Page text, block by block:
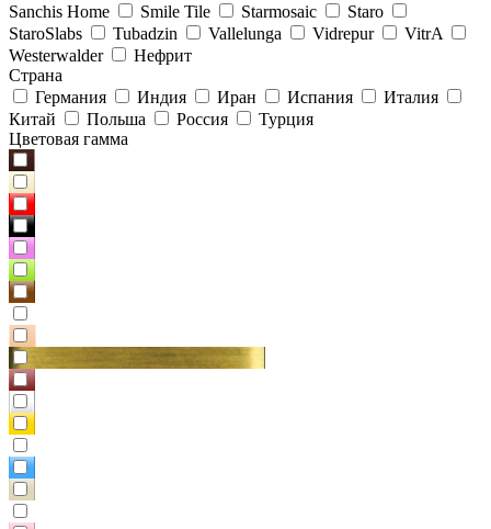
Sanchis Home
Smile Tile Starmosaic
Staro
StaroSlabs
Tubadzin Vallelunga Vidrepur
VitrA
Westerwalder
Нефрит
Страна
Германия
Индия Иран Испания
Италия
Китай
Польша Россия
Турция
Цветовая гамма